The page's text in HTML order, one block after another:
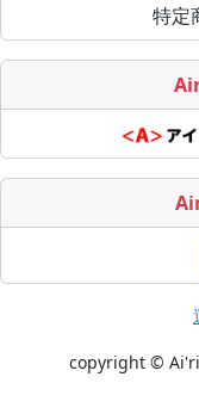
特定
copyright ©